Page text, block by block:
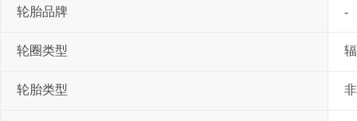
轮胎品牌 -
轮圈类型
轮胎类型